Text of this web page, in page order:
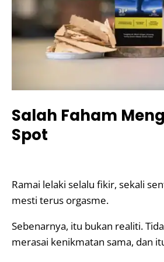
Salah Faham
Spot
Ramai lelaki selalu fikir, sekali
mesti terus orgasme.
Sebenarnya, itu bukan realiti.
merasai kenikmatan sama, dan